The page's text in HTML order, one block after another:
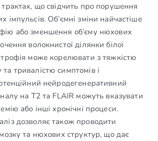
що свідчить про порушення
імпульсів. Об’ємні зміни найчастіше
або зменшення об’єму нюхових
волокнистої ділянки білої
може корелювати з тяжкістю
тривалістю симптомів і
нейродегенеративний
на Т2 та FLAIR можуть вказувати
або інші хронічні процеси.
дозволяє також проводити
та нюхових структур, що дає